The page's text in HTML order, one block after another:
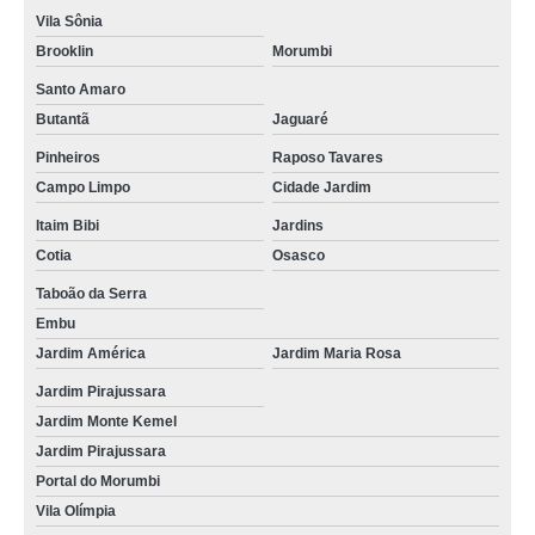
quanto custa diária de internação veterinária Vila Olímpia
internação clínica veterinária Rio Pequeno
diária de internação veterinária Raposo Tavares
animais internação valor Lapa
clínica de internação para animais preço Raposo Tavares
internação de cães idosos Jaguaré
serviço de internação para cães Campo Limpo
quanto custa internação de animais Taboão da Serra
serviço de internação veterinária 24 horas Jardim Pirajussara
diária de internação veterinária Jaguaré
internação de gatos valor Embu
Vila Sônia
Brooklin
Morumbi
Santo Amaro
Butantã
Jaguaré
Pinheiros
Raposo Tavares
Campo Limpo
Cidade Jardim
Itaim Bibi
Jardins
Cotia
Osasco
Taboão da Serra
Embu
Jardim América
Jardim Maria Rosa
Jardim Pirajussara
Jardim Monte Kemel
Jardim Pirajussara
Portal do Morumbi
Vila Olímpia